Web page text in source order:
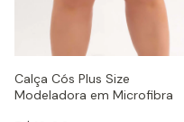
Calça Cós Plus Size
Modeladora em Microfibra